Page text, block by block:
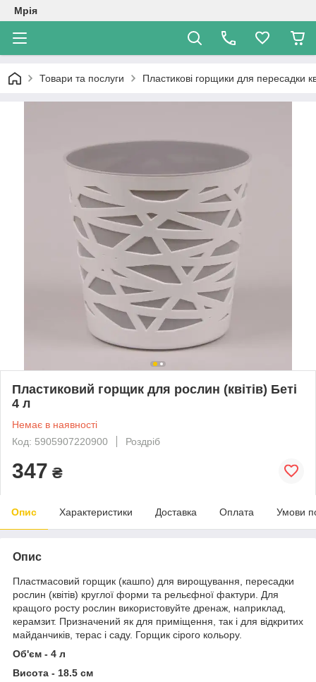
Мрія
Товари та послуги Пластикові горщики для пересадки
Пластиковий горщик для рослин (квітів) Беті
4 л
Немає в наявності
Код: 5905907220900
Роздріб
347 ₴
Опис Характеристики Доставка Оплата Умови
Опис
Пластмасовий горщик (кашпо) для вирощування, пересадки
рослин (квітів) круглої форми та рельєфної фактури. Для
кращого росту рослин використовуйте дренаж, наприклад,
керамзит. Призначений як для приміщення, так і для відкритих
майданчиків, терас і саду. Горщик сірого кольору.
Об'єм - 4 л
Висота - 18.5 см